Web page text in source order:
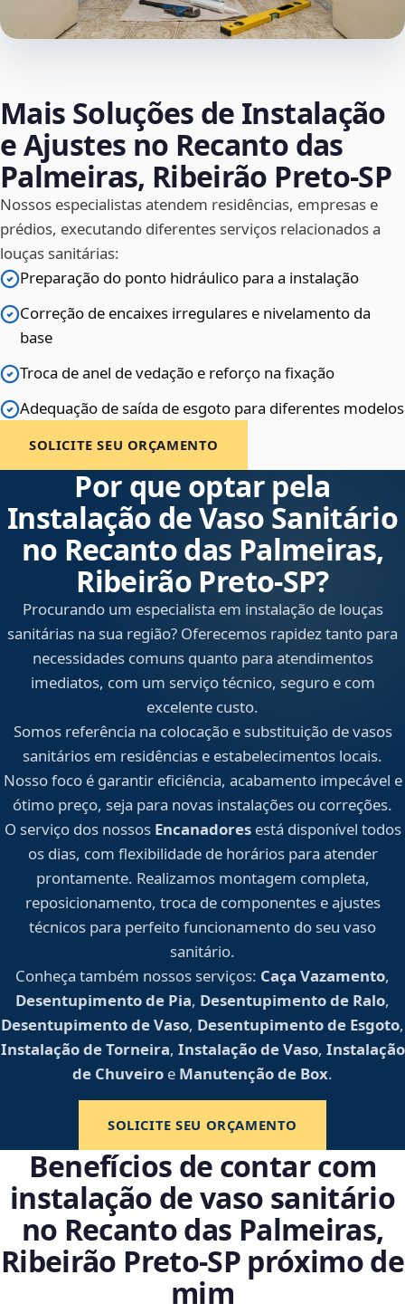
Mais Soluções de Instalação
e Ajustes no Recanto das
Palmeiras, Ribeirão Preto‑SP
Nossos especialistas atendem residências, empresas e
prédios, executando diferentes serviços relacionados a
louças sanitárias:
Preparação do ponto hidráulico para a instalação
Correção de encaixes irregulares e nivelamento da
base
Troca de anel de vedação e reforço na fixação
Adequação de saída de esgoto para diferentes modelos
SOLICITE SEU ORÇAMENTO
Por que optar pela
Instalação de Vaso Sanitário
no Recanto das Palmeiras,
Ribeirão Preto‑SP?
Procurando um especialista em instalação de louças
sanitárias na sua região? Oferecemos rapidez tanto para
necessidades comuns quanto para atendimentos
imediatos, com um serviço técnico, seguro e com
excelente custo.
Somos referência na colocação e substituição de vasos
sanitários em residências e estabelecimentos locais.
Nosso foco é garantir eficiência, acabamento impecável e
ótimo preço, seja para novas instalações ou correções.
O serviço dos nossos Encanadoresestá disponível todos
os dias, com flexibilidade de horários para atender
prontamente. Realizamos montagem completa,
reposicionamento, troca de componentes e ajustes
técnicos para perfeito funcionamento do seu vaso
sanitário.
Conheça também nossos serviços: Caça Vazamento,
Desentupimento de Pia, Desentupimento de Ralo,
Desentupimento de Vaso, Desentupimento de Esgoto,
Instalação de Torneira, Instalação de Vaso, Instalação
de Chuveiro e Manutenção de Box.
SOLICITE SEU ORÇAMENTO
Benefícios de contar com
instalação de vaso sanitário
no Recanto das Palmeiras,
Ribeirão Preto‑SP próximo de
mim